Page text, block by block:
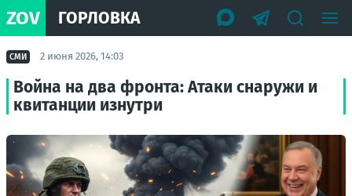
ZOV ГОРЛОВКА
СМИ 2 июня 2026, 14:03
Война на два фронта: Атаки снаружи и
квитанции изнутри